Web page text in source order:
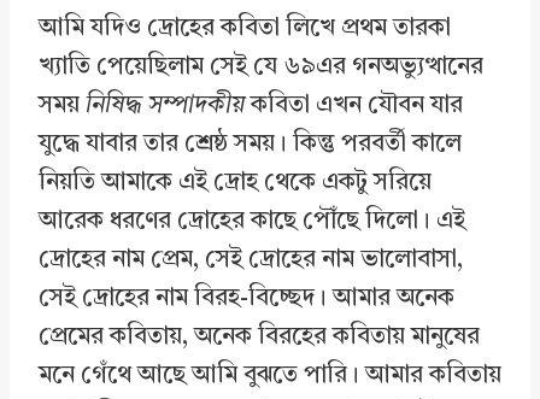
আমি যদিও দ্রোহের কবিতা লিখে প্রথম তারকা
খ্যাতি পেয়েছিলাম সেই যে ৬৯এর গনঅভ্যুত্থানের
সময় নিষিদ্ধ সম্পাদকীয়কবিতা এখন যৌবন যার
যুদ্ধে যাবার তার শ্রেষ্ঠ সময়। কিন্তু পরবর্তী কালে
নিয়তি আমাকে এই দ্রোহ থেকে একটু সরিয়ে
আরেক ধরণের দ্রোহের কাছে পৌঁছে দিলো। এই
দ্রোহের নাম প্রেম, সেই দ্রোহের নাম ভালোবাসা,
সেই দ্রোহের নাম বিরহ-বিচ্ছেদ। আমার অনেক
প্রেমের কবিতায়, অনেক বিরহের কবিতায় মানুষের
মনে গেঁথে আছে আমি বুঝতে পারি। আমার কবিতায়